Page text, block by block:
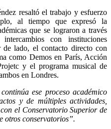
resaltó el trabajo y esfuerzo
al tiempo que expresó la
que se lograron a través
con instituciones
de lado, el contacto directo con
como Demos en París, Acción
y el programa musical de
en Londres.
ese proceso académico
y de múltiples actividades,
el Conservatorio Superior de
otros conservatorios”.